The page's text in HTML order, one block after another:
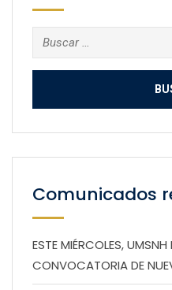
Buscar:
Comunicados
ESTE MIÉRCOLES,
CONVOCATORIA DE